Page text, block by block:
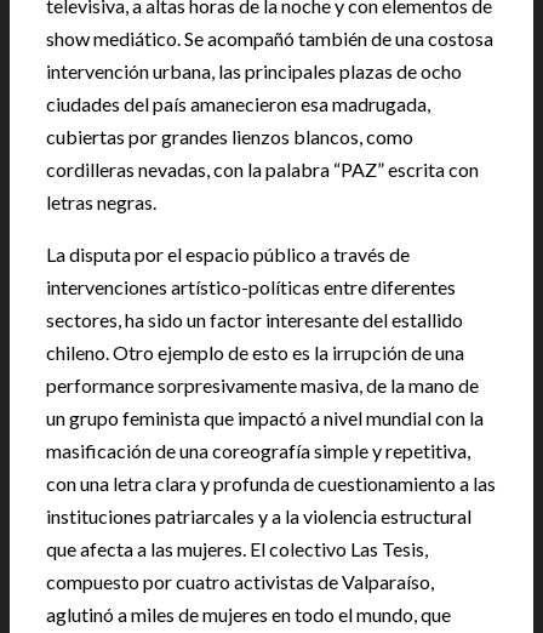
televisiva, a altas horas de la noche y con elementos de
show mediático. Se acompañó también de una costosa
intervención urbana, las principales plazas de ocho
ciudades del país amanecieron esa madrugada,
cubiertas por grandes lienzos blancos, como
cordilleras nevadas, con la palabra “PAZ” escrita con
letras negras.
La disputa por el espacio público a través de
intervenciones artístico-políticas entre diferentes
sectores, ha sido un factor interesante del estallido
chileno. Otro ejemplo de esto es la irrupción de una
performance sorpresivamente masiva, de la mano de
un grupo feminista que impactó a nivel mundial con la
masificación de una coreografía simple y repetitiva,
con una letra clara y profunda de cuestionamiento a las
instituciones patriarcales y a la violencia estructural
que afecta a las mujeres. El colectivo Las Tesis,
compuesto por cuatro activistas de Valparaíso,
aglutinó a miles de mujeres en todo el mundo, que